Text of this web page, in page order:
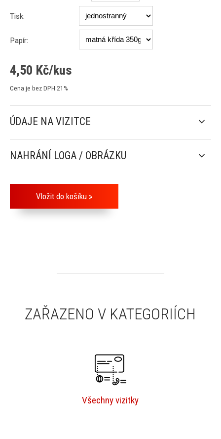
Tisk:
Papír:
4,50 Kč/kus
Cena je bez DPH 21%
ÚDAJE NA VIZITCE
NAHRÁNÍ LOGA / OBRÁZKU
ZAŘAZENO V KATEGORIÍCH
Všechny vizitky